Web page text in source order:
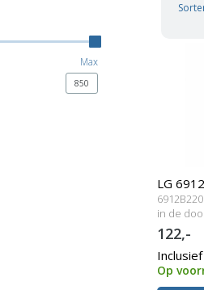
Max
850
LG
Merk
in de
122,-
Op